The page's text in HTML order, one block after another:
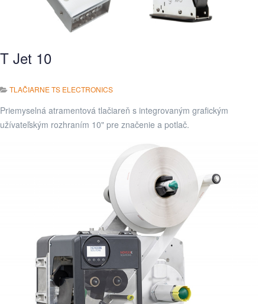
T Jet 10
TLAČIARNE TS ELECTRONICS
Priemyselná atramentová tlačiareň s integrovaným grafickým
užívateľským rozhraním 10" pre značenie a potlač.